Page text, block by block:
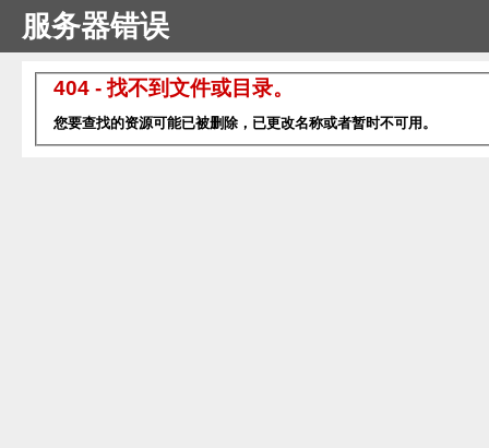
服务器错误
404 - 找不到文件或目录。
您要查找的资源可能已被删除，已更改名称或者暂时不可用。